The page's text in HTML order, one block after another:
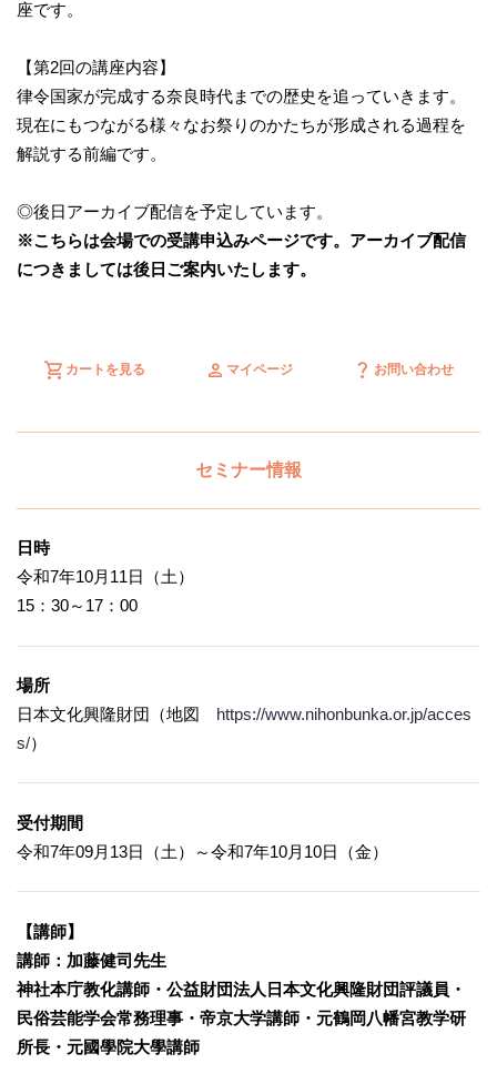
座です。
【第2回の講座内容】
律令国家が完成する奈良時代までの歴史を追っていきます。
現在にもつながる様々なお祭りのかたちが形成される過程を
解説する前編です。
◎後日アーカイブ配信を予定しています。
※こちらは会場での受講申込みページです。アーカイブ配信
につきましては後日ご案内いたします。
shopping_cart カートを見る person マイページ question_mark お問い合わせ
セミナー情報
日時
令和7年10月11日（土）
15：30～17：00
場所
日本文化興隆財団（地図 https://www.nihonbunka.or.jp/acces
s/）
受付期間
令和7年09月13日（土）～令和7年10月10日（金）
【講師】
講師：加藤健司先生
神社本庁教化講師・公益財団法人日本文化興隆財団評議員・
民俗芸能学会常務理事・帝京大学講師・元鶴岡八幡宮教学研
所長・元國學院大學講師